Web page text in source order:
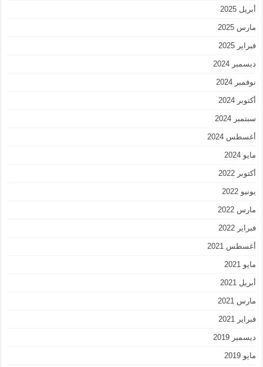
أبريل 2025
مارس 2025
فبراير 2025
ديسمبر 2024
نوفمبر 2024
أكتوبر 2024
سبتمبر 2024
أغسطس 2024
مايو 2024
أكتوبر 2022
يونيو 2022
مارس 2022
فبراير 2022
أغسطس 2021
مايو 2021
أبريل 2021
مارس 2021
فبراير 2021
ديسمبر 2019
مايو 2019